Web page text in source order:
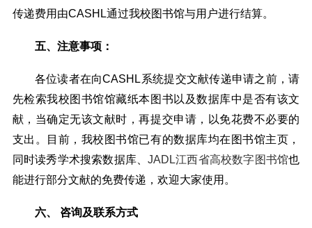
传递费用由CASHL通过我校图书馆与用户进行结算。
五、注意事项：
各位读者在向CASHL系统提交文献传递申请之前，请
先检索我校图书馆馆藏纸本图书以及数据库中是否有该文
献，当确定无该文献时，再提交申请，以免花费不必要的
支出。目前，我校图书馆已有的数据库均在图书馆主页，
同时读秀学术搜索数据库、JADL江西省高校数字图书馆也
能进行部分文献的免费传递，欢迎大家使用。
六、 咨询及联系方式